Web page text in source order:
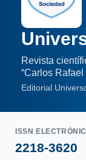
Revista
“Carlos Rafael
Editorial
ISSN
2218-3620